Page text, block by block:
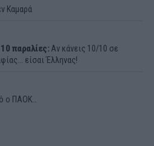
Καμαρά
παραλίες: Αν κάνεις 10/10 σε
είσαι Έλληνας!
ο ΠΑΟΚ…